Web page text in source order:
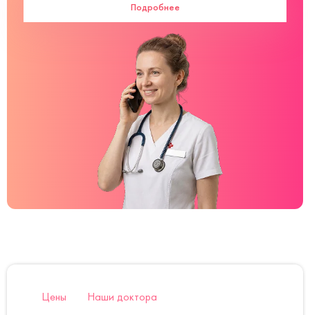
Подробнее
Цены Наши доктора